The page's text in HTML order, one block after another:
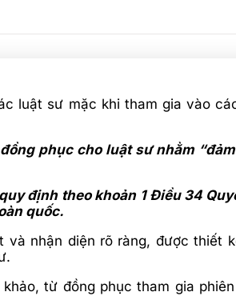
luật sư mặc khi tham gia vào
phục cho luật sư nhằm
định theo khoản 1 Điều 34
quốc.
nhận diện rõ ràng, được thiết
từ đồng phục tham gia